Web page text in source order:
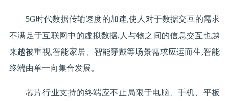
5G时代数据传输速度的加速,使人对于数据交互的需求
不满足于互联网中的虚拟数据,人与物之间的信息交互也越
来越被重视,智能家居、智能穿戴等场景需求应运而生,智能
终端由单一向集合发展。
芯片行业支持的终端应不止局限于电脑、手机、平板